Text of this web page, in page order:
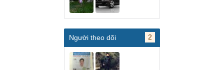
Người theo dõi 2